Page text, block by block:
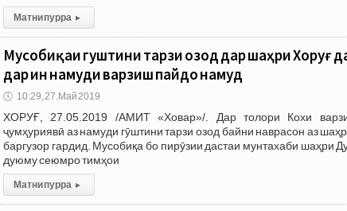
Матни пурра ▸
Мусобиқаи гуштини тарзи озод дар шаҳри Хоруғ
дар ин намуди варзиш пайдо намуд
🕔 10:29, 27.Май 2019
ХОРУҒ, 27.05.2019 /АМИТ «Ховар»/. Дар толори Кохи
ҷумҳуриявӣ аз намуди гӯштини тарзи озод байни наврасон аз
баргузор гардид. Мусобиқа бо пирӯзии дастаи мунтахаби шаҳри
дуюму сеюмро тимҳои
Матни пурра ▸